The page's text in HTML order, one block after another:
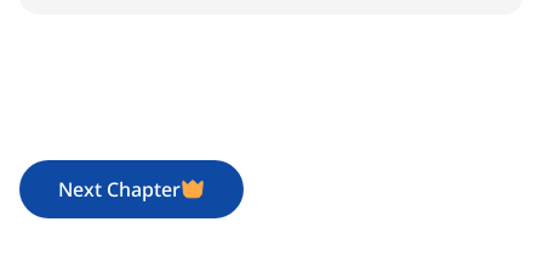
Next Chapter